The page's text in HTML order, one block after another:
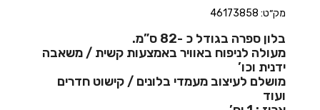
מק״ט: 46173858
בלון ספרה בגודל כ -82 ס”מ.
מעולה לניפוח באוויר באמצעות קשית / משאבה
ידנית וכו’
מושלם לעיצוב מעמדי בלונים / קישוט חדרים
ועוד